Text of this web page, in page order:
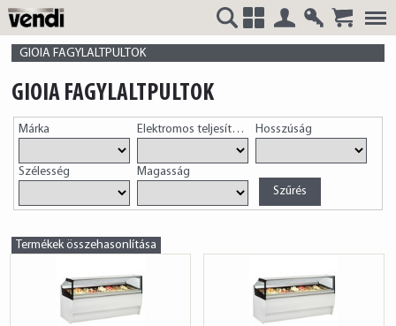
VENDI
HUNGÁRIA
Kft.
GIOIA FAGYLALTPULTOK
GIOIA FAGYLALTPULTOK
Márka Elektromos teljesítményHosszúság
Szélesség Magasság
Termékek összehasonlítása